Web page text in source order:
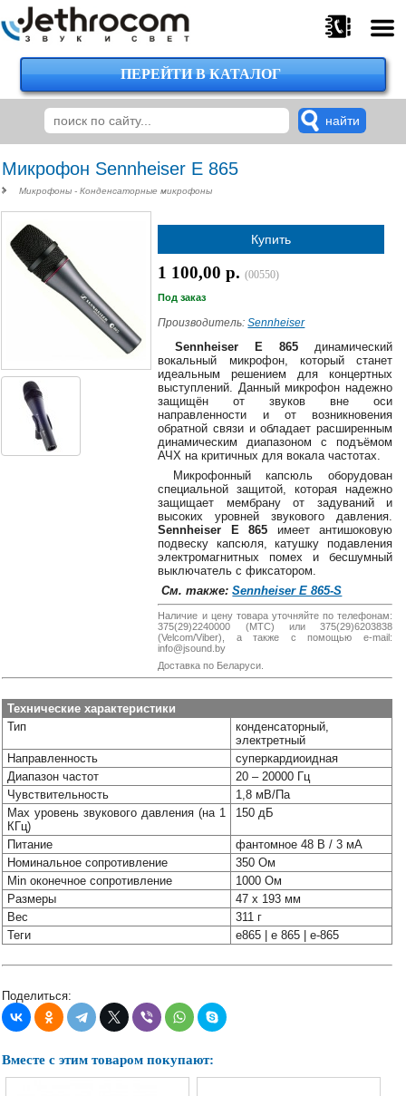
375
224-
00-
375
29
620-
38-
38
8
0162
25-
38-
38
jsound.by
jsoundby
группы
в
соцсетях:
ПЕРЕЙТИ В КАТАЛОГ
Микрофон Sennheiser E 865
Микрофоны - Конденсаторные микрофоны
Купить
1 100,00 р.(00550)
Под заказ
Производитель:Sennheiser
Sennheiser E 865динамический
вокальный микрофон, который станет
идеальным решением для концертных
выступлений. Данный микрофон надежно
защищён от звуков вне оси
направленности и от возникновения
обратной связи и обладает расширенным
динамическим диапазоном с подъёмом
АЧХ на критичных для вокала частотах.
Микрофонный капсюль оборудован
специальной защитой, которая надежно
защищает мембрану от задуваний и
высоких уровней звукового давления.
Sennheiser E 865 имеет антишоковую
подвеску капсюля, катушку подавления
электромагнитных помех и бесшумный
выключатель с фиксатором.
См. также:Sennheiser E 865-S
Наличие и цену товара уточняйте по телефонам:
375(29)2240000 (МТС) или 375(29)6203838
(Velcom/Viber), а также с помощью e-mail:
info@jsound.by
Доставка по Беларуси.
Технические характеристики
Тип
конденсаторный,
электретный
Направленность
суперкардиоидная
Диапазон частот
20 – 20000 Гц
Чувствительность
1,8 мВ/Па
Max уровень звукового давления (на 1
КГц)
150 дБ
Питание
фантомное 48 В / 3 мА
Номинальное сопротивление
350 Ом
Min оконечное сопротивление
1000 Ом
Размеры
47 х 193 мм
Вес
311 г
Теги
e865 | e 865 | e-865
Поделиться:
Вместе с этим товаром покупают: